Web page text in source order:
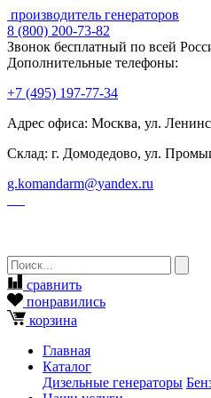
производитель генераторов
8 (800) 200-73-82
Звонок бесплатный по всей
Дополнительные телефоны:
+7 (495) 197-77-34
Адрес офиса: Москва, ул.
Склад: г. Домодедово, ул.
g.komandarm@yandex.ru
сравнить
понравились
корзина
Главная
Каталог
Дизельные генераторы